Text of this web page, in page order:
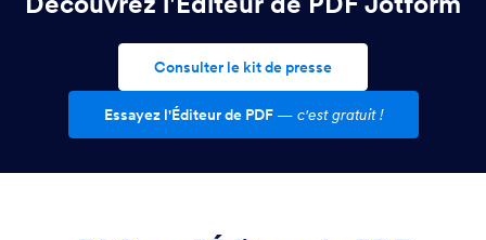
Consulter le kit de presse
Essayez l'Éditeur de PDF — c'est gratuit !